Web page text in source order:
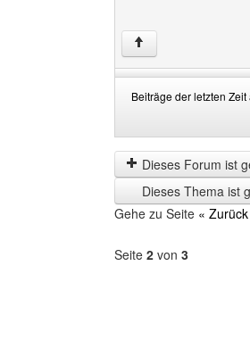
↑
Beiträge der letzten
der
letzten
Zeit
anzeigen
by
Dieses Forum ist
Dieses Thema ist
Gehe zu Seite « Zurück
Seite 2 von 3